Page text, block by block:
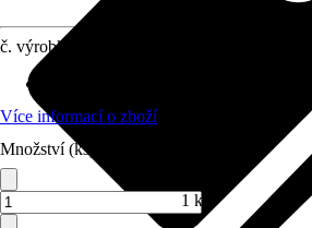
č. výrobku
Více informací o zboží
Množství (ks)
1 ks